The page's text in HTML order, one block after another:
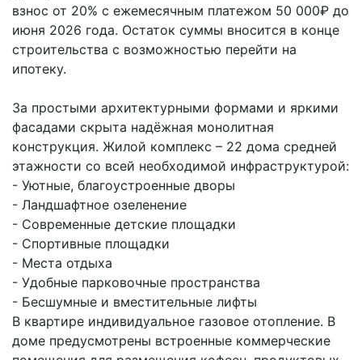
взнос от 20% с ежемесячным платежом 50 000₽ до
июня 2026 года. Остаток суммы вносится в конце
строительства с возможностью перейти на
ипотеку.
За простыми архитектурными формами и яркими
фасадами скрыта надёжная монолитная
конструкция. Жилой комплекс – 22 дома средней
этажности со всей необходимой инфраструктурой:
- Уютные, благоустроенные дворы
- Ландшафтное озеленение
- Современные детские площадки
- Спортивные площадки
- Места отдыха
- Удобные парковочные пространства
- Бесшумные и вместительные лифты
В квартире индивидуальное газовое отопление. В
доме предусмотрены встроенные коммерческие